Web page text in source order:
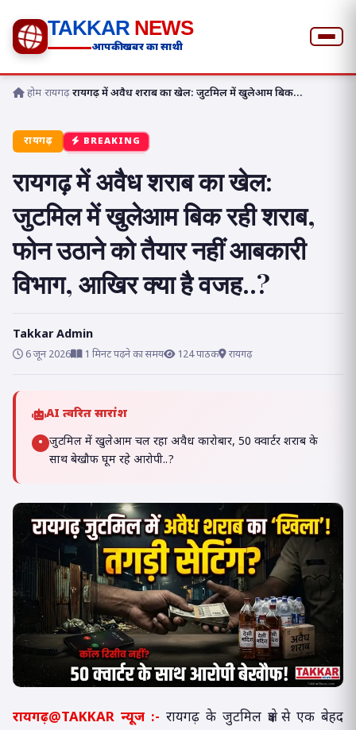
TAKKAR NEWS
आपकी खबर का साथी
होम›रायगढ़›रायगढ़ में अवैध शराब का खेल: जुटमिल में खुलेआम बिक...
रायगढ़ BREAKING
रायगढ़ में अवैध शराब का खेल:
जुटमिल में खुलेआम बिक रही शराब,
फोन उठाने को तैयार नहीं आबकारी
विभाग, आखिर क्या है वजह..?
Takkar Admin
6 जून 2026 1 मिनट पढ़ने का समय 124 पाठक रायगढ़
AI त्वरित सारांश
• जुटमिल में खुलेआम चल रहा अवैध कारोबार, 50 क्वार्टर शराब के
साथ बेखौफ घूम रहे आरोपी..?
रायगढ़@TAKKAR न्यूज :- रायगढ़ के जुटमिल क्षेत्र से एक बेहद